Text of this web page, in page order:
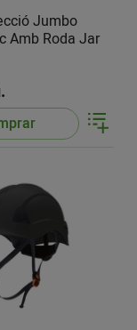
Jumbo
Amb Roda Jar